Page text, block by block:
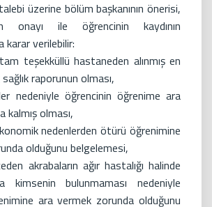
üzerine bölüm başkanının önerisi,
onayı ile öğrencinin kaydının
karar verilebilir:
teşekküllü hastaneden alınmış en
raporunun olması,
nedeniyle öğrencinin öğrenime ara
olması,
nedenlerden ötürü öğrenimine
olduğunu belgelemesi,
akrabaların ağır hastalığı halinde
kimsenin bulunmaması nedeniyle
ara vermek zorunda olduğunu